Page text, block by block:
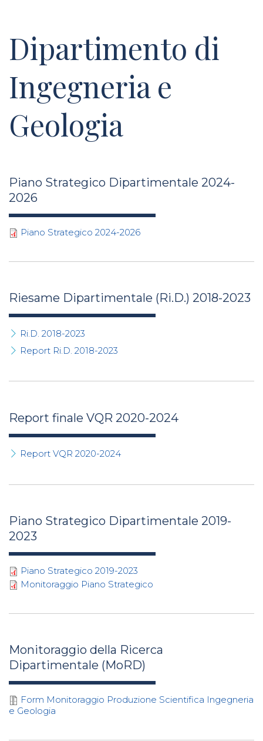
Dipartimento di
Ingegneria e
Geologia
Piano Strategico Dipartimentale 2024-
2026
Piano Strategico 2024-2026
Riesame Dipartimentale (Ri.D.) 2018-2023
Ri.D. 2018-2023
Report Ri.D. 2018-2023
Report finale VQR 2020-2024
Report VQR 2020-2024
Piano Strategico Dipartimentale 2019-
2023
Piano Strategico 2019-2023
Monitoraggio Piano Strategico
Monitoraggio della Ricerca
Dipartimentale (MoRD)
Form Monitoraggio Produzione Scientifica Ingegneria
e Geologia